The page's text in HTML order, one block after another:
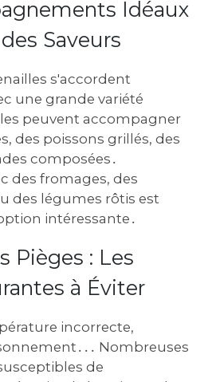
Idéaux
Saveurs
s'accordent
une grande variété
peuvent accompagner
des poissons grillés, des
composées․
des fromages, des
des légumes rôtis est
intéressante․
Pièges : Les
à Éviter
incorrecte,
Nombreuses
de